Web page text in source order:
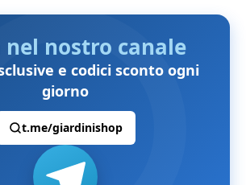
nel nostro canale
e codici sconto ogni
giorno
t.me/giardinishop